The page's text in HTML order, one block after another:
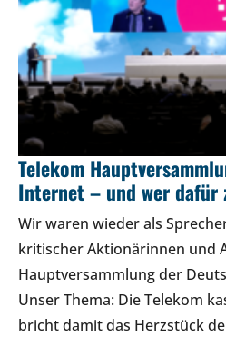
Telekom
Internet – und wer dafür
Wir waren wieder als
kritischer Aktionärinnen und
Hauptversammlung der
Unser Thema: Die Telekom
bricht damit das Herzstück